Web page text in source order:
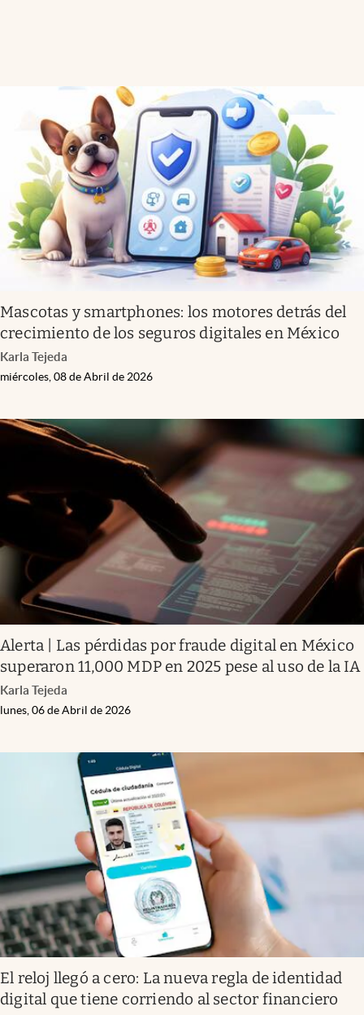
Mascotas y smartphones: los motores detrás del
crecimiento de los seguros digitales en México
Karla Tejeda
miércoles, 08 de Abril de 2026
Alerta | Las pérdidas por fraude digital en México
superaron 11,000 MDP en 2025 pese al uso de la IA
Karla Tejeda
lunes, 06 de Abril de 2026
El reloj llegó a cero: La nueva regla de identidad
digital que tiene corriendo al sector financiero